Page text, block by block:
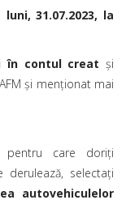
31.07.2023, la
în contul creat și
și menționat mai
pentru care doriți
selectați
autovehiculelor